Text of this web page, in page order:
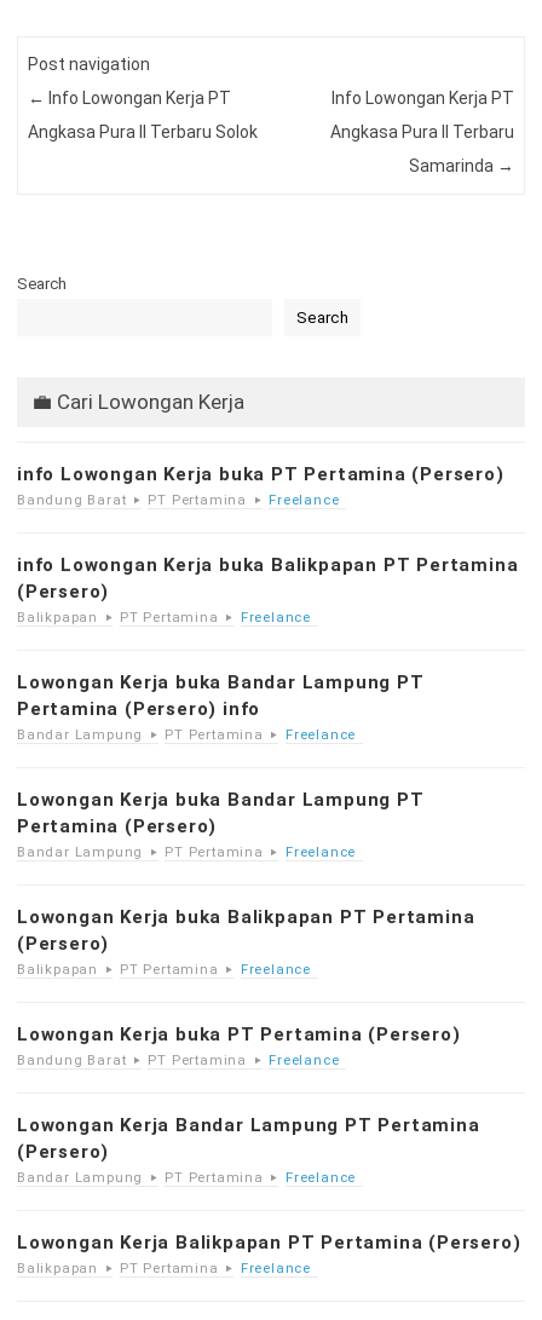
Post navigation
← Info Lowongan Kerja PT
Angkasa Pura II Terbaru Solok
Info Lowongan Kerja PT
Angkasa Pura II Terbaru
Samarinda →
Search
Search
💼 Cari Lowongan Kerja
info Lowongan Kerja buka PT Pertamina (Persero)
Bandung Barat PT Pertamina Freelance
info Lowongan Kerja buka Balikpapan PT Pertamina
(Persero)
Balikpapan PT Pertamina Freelance
Lowongan Kerja buka Bandar Lampung PT
Pertamina (Persero) info
Bandar Lampung PT Pertamina Freelance
Lowongan Kerja buka Bandar Lampung PT
Pertamina (Persero)
Bandar Lampung PT Pertamina Freelance
Lowongan Kerja buka Balikpapan PT Pertamina
(Persero)
Balikpapan PT Pertamina Freelance
Lowongan Kerja buka PT Pertamina (Persero)
Bandung Barat PT Pertamina Freelance
Lowongan Kerja Bandar Lampung PT Pertamina
(Persero)
Bandar Lampung PT Pertamina Freelance
Lowongan Kerja Balikpapan PT Pertamina (Persero)
Balikpapan PT Pertamina Freelance